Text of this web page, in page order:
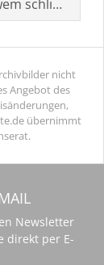
schließe ich
nicht
Angebot des
übernimmt
Newsletter
direkt per E-